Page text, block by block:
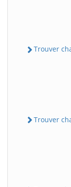
Trouver
Trouver